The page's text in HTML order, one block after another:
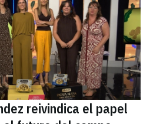
reivindica el papel